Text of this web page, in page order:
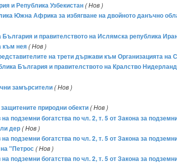
и Република Узбекистан( Нов )
Южна Африка за избягване на двойното данъчно
и правителството на Ислямска република
към нея( Нов )
на трети държави към Организацията на
България и правителството на Кралство
замърсители( Нов )
природни обекти( Нов )
подземни богатства по чл. 2, т. 5 от Закона за
дер( Нов )
богатства по чл. 2, т. 5 от Закона за
"Петрос( Нов )
богатства по чл. 2, т. 5 от Закона за